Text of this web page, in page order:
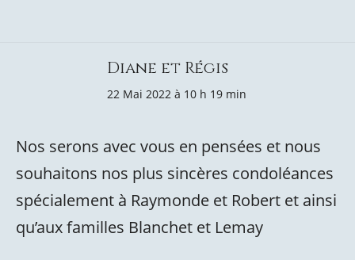
Diane et Régis
22 Mai 2022 à 10 h 19 min
Nos serons avec vous en pensées et nous
souhaitons nos plus sincères condoléances
spécialement à Raymonde et Robert et ainsi
qu’aux familles Blanchet et Lemay